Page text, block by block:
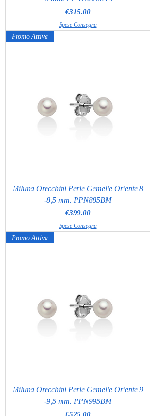
Price
€315.00
Spese Consegna
Promo Attiva
Miluna Orecchini Perle Gemelle Oriente 8
-8,5 mm. PPN885BM
Price
€399.00
Spese Consegna
Promo Attiva
Miluna Orecchini Perle Gemelle Oriente 9
-9,5 mm. PPN995BM
Price
€525.00